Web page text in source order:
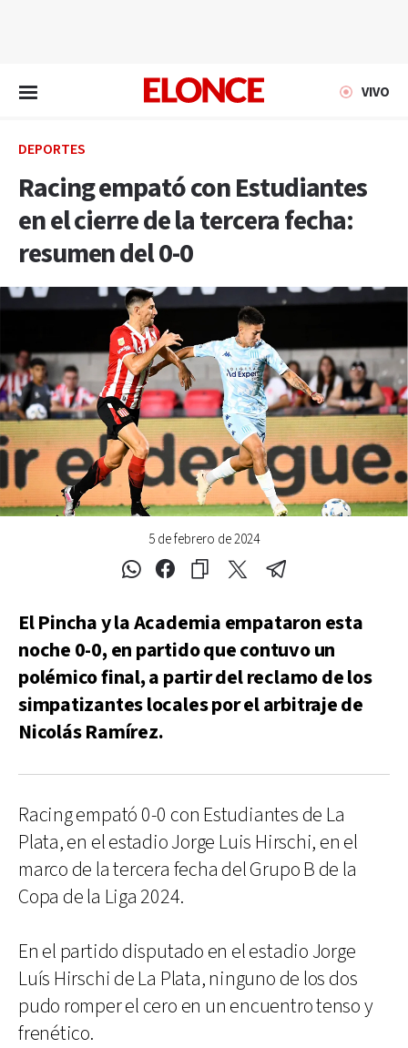
VIVO
DEPORTES
Racing empató con Estudiantes
en el cierre de la tercera fecha:
resumen del 0-0
5 de febrero de 2024
El Pincha y la Academia empataron esta
noche 0-0, en partido que contuvo un
polémico final, a partir del reclamo de los
simpatizantes locales por el arbitraje de
Nicolás Ramírez.
Racing empató 0-0 con Estudiantes de La
Plata, en el estadio Jorge Luis Hirschi, en el
marco de la tercera fecha del Grupo B de la
Copa de la Liga 2024.
En el partido disputado en el estadio Jorge
Luís Hirschi de La Plata, ninguno de los dos
pudo romper el cero en un encuentro tenso y
frenético.